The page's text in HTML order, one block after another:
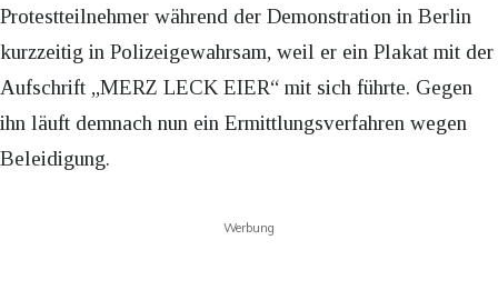
Protestteilnehmer während der Demonstration in Berlin
kurzzeitig in Polizeigewahrsam, weil er ein Plakat mit der
Aufschrift „MERZ LECK EIER“ mit sich führte. Gegen
ihn läuft demnach nun ein Ermittlungsverfahren wegen
Beleidigung.
Werbung